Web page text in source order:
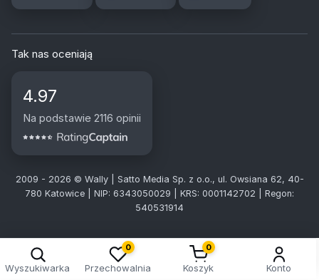
Tak nas oceniają
4.97
Na podstawie 2116 opinii
2009 - 2026 © Wally | Satto Media Sp. z o.o., ul. Owsiana 62, 40-
780 Katowice | NIP: 6343050029 | KRS: 0001142702 | Regon:
540531914
Wyszukiwarka
0
Przechowalnia
0
Koszyk Konto